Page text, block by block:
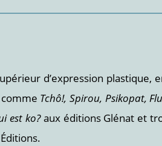
d’expression plastique,
Tchô!, Spirou, Psikopat,
est ko?aux éditions Glénat et